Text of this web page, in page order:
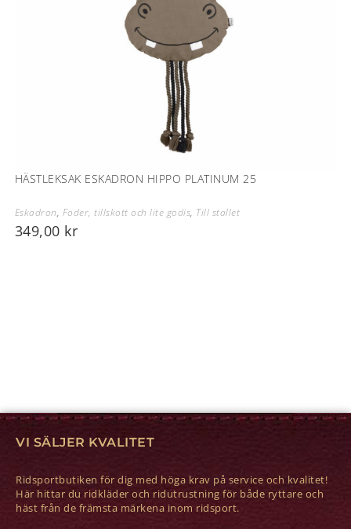
HÄSTLEKSAK ESKADRON HIPPO PLATINUM 25
Eskadron, Foder, tillskott och lite godis, Till stallet
349,00 kr
VI SÄLJER KVALITET
Ridsportbutiken för dig med höga krav på service och kvalitet!
Här hittar du ridkläder och ridutrustning för både ryttare och
häst från de främsta märkena inom ridsport.